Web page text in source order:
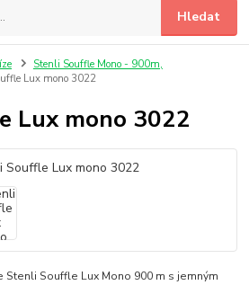
Hledat
Stenli Souffle Mono - 900m,
Lux mono 3022
Lux mono 3022
Stenli Souffle Lux Mono 900 m s jemným